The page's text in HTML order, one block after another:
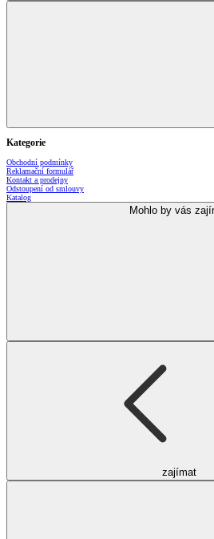
Kategorie
Obchodní podmínky
Reklamační formulář
Kontakt a prodejny
Odstoupení od smlouvy
Katalog
Mohlo by vás
zajímat